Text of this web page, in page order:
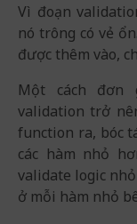
Vì đoạn
nó trông có vẻ
được thêm vào,
Một cách đơn
validation trở
function ra, bóc
các hàm nhỏ
validate logic
ở mỗi hàm nhỏ